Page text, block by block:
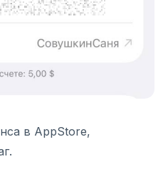
в AppStore,